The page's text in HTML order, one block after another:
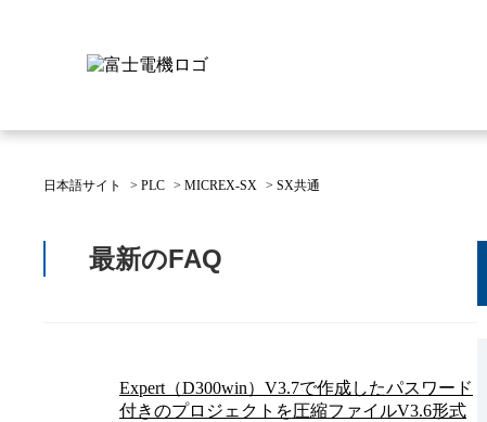
日本語サイト > PLC > MICREX-SX > SX共通
最新のFAQ
Expert（D300win）V3.7で作成したパスワード
付きのプロジェクトを圧縮ファイルV3.6形式